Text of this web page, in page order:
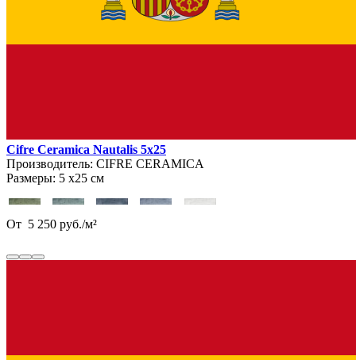
Cifre Ceramica Nautalis 5x25
Производитель: CIFRE CERAMICA
Размеры: 5 х25 см
От 5 250 руб./м²